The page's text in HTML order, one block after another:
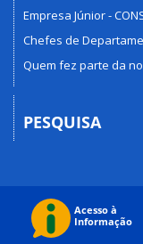
Empresa Júnior -
Chefes de
Quem fez parte da
PESQUISA